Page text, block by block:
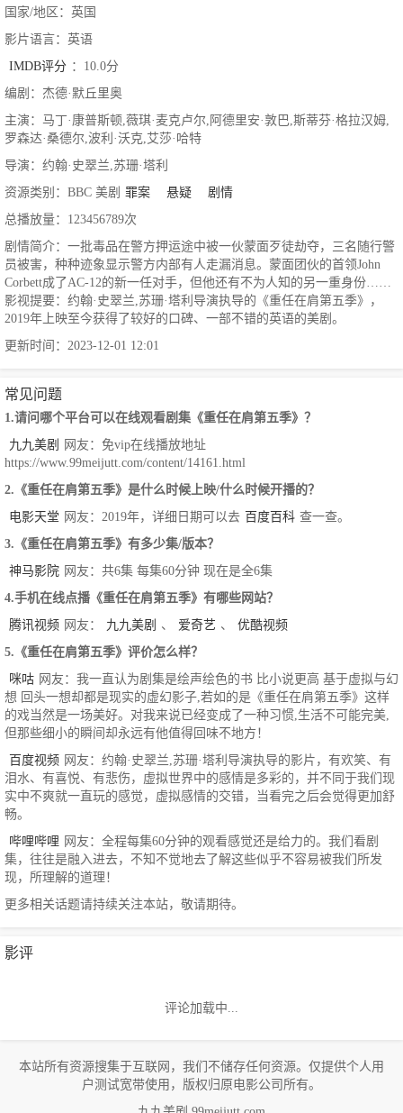
国家/地区：英国
影片语言：英语
IMDB评分 ：10.0分
编剧：杰德·默丘里奥
主演：马丁·康普斯顿,薇琪·麦克卢尔,阿德里安·敦巴,斯蒂芬·格拉汉姆,
罗森达·桑德尔,波利·沃克,艾莎·哈特
导演：约翰·史翠兰,苏珊·塔利
资源类别：BBC 美剧 罪案 悬疑
剧情
总播放量：123456789次
剧情简介：一批毒品在警方押运途中被一伙蒙面歹徒劫夺，三名随行警
员被害，种种迹象显示警方内部有人走漏消息。蒙面团伙的首领John
Corbett成了AC-12的新一任对手，但他还有不为人知的另一重身份……
影视提要：约翰·史翠兰,苏珊·塔利导演执导的《重任在肩第五季》，
2019年上映至今获得了较好的口碑、一部不错的英语的美剧。
更新时间：2023-12-01 12:01
常见问题
1.请问哪个平台可以在线观看剧集《重任在肩第五季》？
九九美剧
网友：免vip在线播放地址
https://www.99meijutt.com/content/14161.html
2.《重任在肩第五季》是什么时候上映/什么时候开播的？
电影天堂 网友：2019年，详细日期可以去 百度百科 查一查。
3.《重任在肩第五季》有多少集/版本？
神马影院 网友：共6集 每集60分钟 现在是全6集
4.手机在线点播《重任在肩第五季》有哪些网站？
腾讯视频 网友： 九九美剧 、 爱奇艺 、
优酷视频
5.《重任在肩第五季》评价怎么样？
咪咕 网友：我一直认为剧集是绘声绘色的书 比小说更高 基于虚拟与幻
想 回头一想却都是现实的虚幻影子,若如的是《重任在肩第五季》这样
的戏当然是一场美好。对我来说已经变成了一种习惯,生活不可能完美,
但那些细小的瞬间却永远有他值得回味不地方！
百度视频 网友：约翰·史翠兰,苏珊·塔利导演执导的影片，有欢笑、有
泪水、有喜悦、有悲伤，虚拟世界中的感情是多彩的，并不同于我们现
实中不爽就一直玩的感觉，虚拟感情的交错，当看完之后会觉得更加舒
畅。
哔哩哔哩 网友：全程每集60分钟的观看感觉还是给力的。我们看剧
集，往往是融入进去，不知不觉地去了解这些似乎不容易被我们所发
现，所理解的道理！
更多相关话题请持续关注本站，敬请期待。
影评
评论加载中...
本站所有资源搜集于互联网，我们不储存任何资源。仅提供个人用
户测试宽带使用，版权归原电影公司所有。